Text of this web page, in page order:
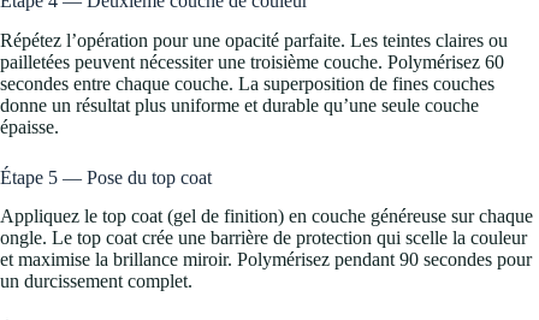
Répétez l’opération pour une opacité parfaite. Les teintes claires ou
pailletées peuvent nécessiter une troisième couche. Polymérisez 60
secondes entre chaque couche. La superposition de fines couches
donne un résultat plus uniforme et durable qu’une seule couche
épaisse.
Étape 5 — Pose du top coat
Appliquez le top coat (gel de finition) en couche généreuse sur chaque
ongle. Le top coat crée une barrière de protection qui scelle la couleur
et maximise la brillance miroir. Polymérisez pendant 90 secondes pour
un durcissement complet.